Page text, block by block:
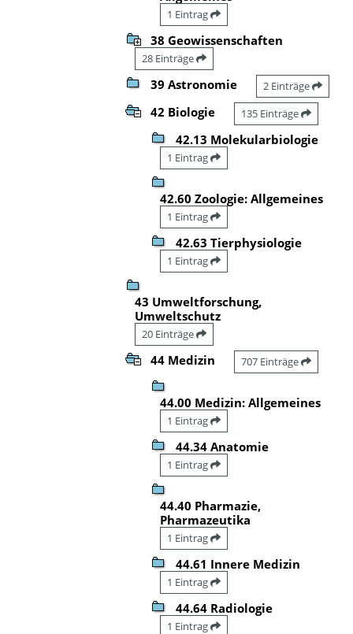
1 Eintrag
38 Geowissenschaften
28 Einträge
39 Astronomie 2 Einträge
42 Biologie 135 Einträge
42.13 Molekularbiologie
1 Eintrag
42.60 Zoologie: Allgemeines
1 Eintrag
42.63 Tierphysiologie
1 Eintrag
43 Umweltforschung,
Umweltschutz
20 Einträge
44 Medizin 707 Einträge
44.00 Medizin: Allgemeines
1 Eintrag
44.34 Anatomie
1 Eintrag
44.40 Pharmazie,
Pharmazeutika
1 Eintrag
44.61 Innere Medizin
1 Eintrag
44.64 Radiologie
1 Eintrag